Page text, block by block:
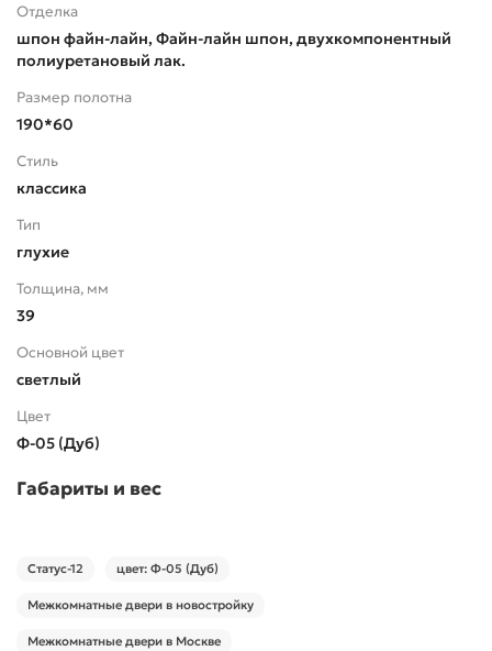
Отделка
шпон файн-лайн, Файн-лайн шпон, двухкомпонентный
полиуретановый лак.
Размер полотна
190*60
Стиль
классика
Тип
глухие
Толщина, мм
39
Основной цвет
светлый
Цвет
Ф-05 (Дуб)
Габариты и вес
Статус-12 цвет: Ф-05 (Дуб)
Межкомнатные двери в новостройку
Межкомнатные двери в Москве